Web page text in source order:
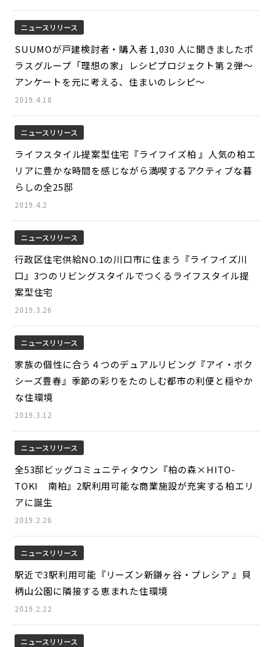
ニュースリリース
SUUMOが戸建検討者・購入者 1,030 人に聞きましたポ
ラスグループ「理想の家」レシピプロジェクト第２弾～
アンケートを元に考える、住まいのレシピ～
2019.4.18
ニュースリリース
ライフスタイル提案型住宅『ライフイズ柏 』人気の柏エ
リアに豊かな時間を感じながら満喫するアクティブな暮
らしの全25邸
2019.4.2
ニュースリリース
行政区住宅供給NO.1の川口市に住まう『ライフイズ川
口』3つのリビングスタイルでつくるライフスタイル提
案型住宅
2019.3.26
ニュースリリース
家族の個性に合う４つのデュアルリビング『アイ・ボク
シーズ豊春』季節の彩りをたのしむ都市の利便と穏やか
な住環境
2019.3.12
ニュースリリース
全53邸ビッグコミュニティタウン『柏の森×HITO-
TOKI 南柏』2駅利用可能な商業施設が充実する柏エリ
アに誕生
2019.2.26
ニュースリリース
駅近で3駅利用可能『リーズン新鎌ヶ谷・プレシア 』貝
柄山公園に隣接する恵まれた住環境
2019.2.22
ニュースリリース